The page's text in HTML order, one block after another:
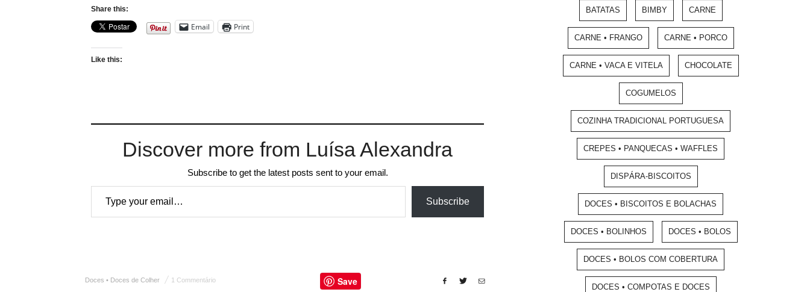
Share this:
Email Print
Like this:
Discover more from Luísa Alexandra
Subscribe to get the latest posts sent to your email.
Type your email…
Subscribe
Doces • Doces de Colher 1 Commentário Save
BATATAS BIMBY CARNE
CARNE • FRANGO CARNE • PORCO
CARNE • VACA E VITELA CHOCOLATE
COGUMELOS
COZINHA TRADICIONAL PORTUGUESA
CREPES • PANQUECAS • WAFFLES
DISPÁRA-BISCOITOS
DOCES • BISCOITOS E BOLACHAS
DOCES • BOLINHOS DOCES • BOLOS
DOCES • BOLOS COM COBERTURA
DOCES • COMPOTAS E DOCES